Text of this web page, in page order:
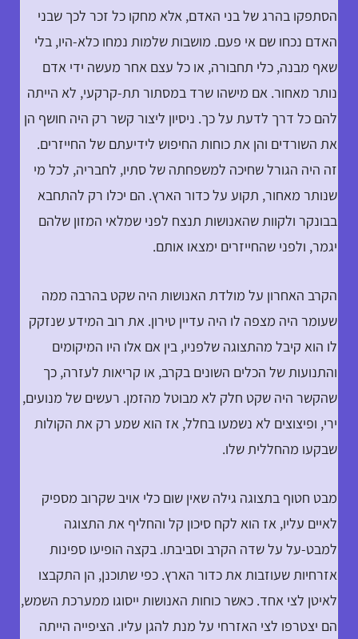
הסתפקו בהרג של בני האדם, אלא מחקו כל זכר לכך שבני
האדם נכחו שם אי פעם. מושבות שלמות נמחו כלא-היו, בלי
שאף מבנה, כלי תחבורה, או כל עצם אחר מעשה ידי אדם
נותר מאחור. אם מישהו שרד במסתור תת-קרקעי, לא הייתה
להם כל דרך לדעת על כך. ניסיון ליצור קשר רק היה חושף הן
את השורדים והן את כוחות החיפוש לידיעתם של החייזרים.
זה היה הגורל שחיכה למשפחתה של סתיו, לחבריה, לכל מי
שנותר מאחור, תקוע על כדור הארץ. הם יכלו רק להתחבא
בבונקר ולקוות שהאנושות תנצח לפני שמלאי המזון שלהם
יגמר, ולפני שהחייזרים ימצאו אותם.
הקרב האחרון על מולדת האנושות היה שקט בהרבה ממה
שעומר היה מצפה לו היה עדיין טירון. את רוב המידע שנזקק
לו הוא קיבל מהתצוגה שלפניו, בין אם אלו היו המיקומים
והתנועות של הכלים השונים בקרב, או קריאות לעזרה, כך
שהקשר היה שקט חלק לא מבוטל מהזמן. רעשים של מנועים,
ירי, ופיצוצים לא נשמעו בחלל, אז הוא שמע רק את הקולות
שבקעו מהחללית שלו.
מבט חטוף בתצוגה גילה שאין שום כלי אויב שקרוב מספיק
לאיים עליו, אז הוא לקח סיכון קל והחליף את התצוגה
למבט-על על שדה הקרב וסביבתו. בקצה הופיעו ספינות
אזרחיות שעוזבות את כדור הארץ. כפי שתוכנן, הן התקבצו
לאיטן לצי אחד. כאשר כוחות האנושות ייסוגו ממערכת השמש,
הם יצטרפו לצי האזרחי על מנת להגן עליו. הציפייה הייתה